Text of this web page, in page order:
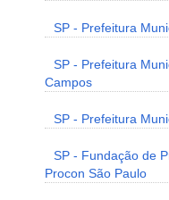
SP - Prefeitura
SP - Prefeitura
Campos
SP - Prefeitura
SP - Fundação de
Procon São Paulo